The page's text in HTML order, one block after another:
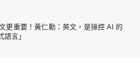
更重要！黃仁勳：英文，是操控 AI 的
語言」